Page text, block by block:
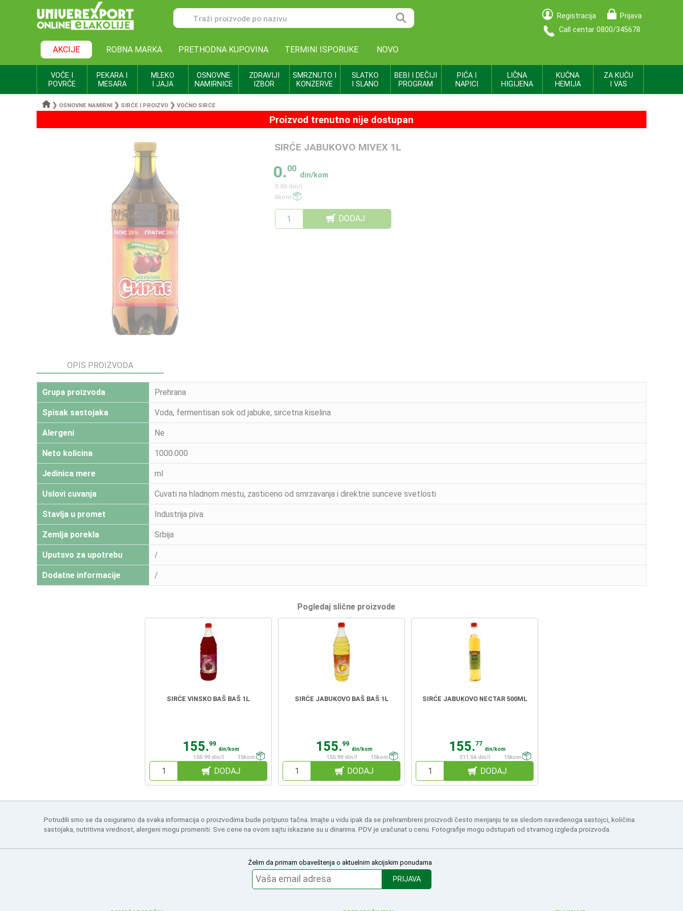
Registracija
Prijava
Call centar 0800/345678
AKCIJE ROBNA MARKA PRETHODNA KUPOVINA TERMINI ISPORUKE NOVO
VOĆE I
POVRĆE
PEKARA I
MESARA
MLEKO
I JAJA
OSNOVNE
NAMIRNICE
ZDRAVIJI
IZBOR
SMRZNUTO I
KONZERVE
SLATKO
I SLANO
BEBI I DEČIJI
PROGRAM
PIĆA I
NAPICI
LIČNA
HIGIJENA
KUĆNA
HEMIJA
ZA KUĆU
I VAS
❯ OSNOVNE NAMIRNI ❯ SIRĆE I PROIZVO ❯ VOĆNO SIRĆE
Proizvod trenutno nije dostupan
SIRĆE JABUKOVO MIVEX 1L
0.00
din/kom
0.00 din/l
6kom
DODAJ
OPIS PROIZVODA
Grupa proizvoda Prehrana
Spisak sastojaka Voda, fermentisan sok od jabuke, sircetna kiselina
Alergeni Ne
Neto kolicina 1000.000
Jedinica mere ml
Uslovi cuvanja Cuvati na hladnom mestu, zasticeno od smrzavanja i direktne sunceve svetlosti
Stavlja u promet Industrija piva
Zemlja porekla Srbija
Uputsvo za upotrebu /
Dodatne informacije /
Pogledaj slične proizvode
SIRĆE VINSKO BAŠ BAŠ 1L
155.99
din/kom
155.99 din/l
15kom
DODAJ
SIRĆE JABUKOVO BAŠ BAŠ 1L
155.99
din/kom
155.99 din/l
15kom
DODAJ
SIRĆE JABUKOVO NECTAR 500ML
155.77
din/kom
311.54 din/l
15kom
DODAJ
Potrudili smo se da osiguramo da svaka informacija o proizvodima bude potpuno tačna. Imajte u vidu ipak da se prehrambreni proizvodi često menjanju te se sledom navedenoga sastojci, količina
sastojaka, nutritivna vrednost, alergeni mogu promeniti. Sve cene na ovom sajtu iskazane su u dinarima. PDV je uračunat u cenu. Fotografije mogu odstupati od stvarnog izgleda proizvoda.
Želim da primam obaveštenja o aktuelnim akcijskim ponudama
PRIJAVA